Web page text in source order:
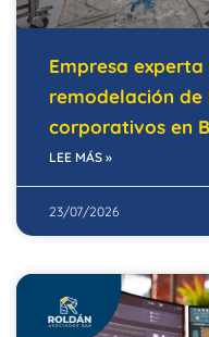
Empresa experta
remodelación
corporativos en
LEE MÁS »
23/07/2026